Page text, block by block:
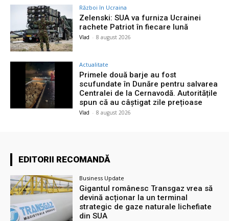
Război în Ucraina
Zelenski: SUA va furniza Ucrainei
rachete Patriot în fiecare lună
Vlad - 8 august 2026
Actualitate
Primele două barje au fost
scufundate în Dunăre pentru salvarea
Centralei de la Cernavodă. Autoritățile
spun că au câștigat zile prețioase
Vlad - 8 august 2026
EDITORII RECOMANDĂ
Business Update
Gigantul românesc Transgaz vrea să
devină acționar la un terminal
strategic de gaze naturale lichefiate
din SUA